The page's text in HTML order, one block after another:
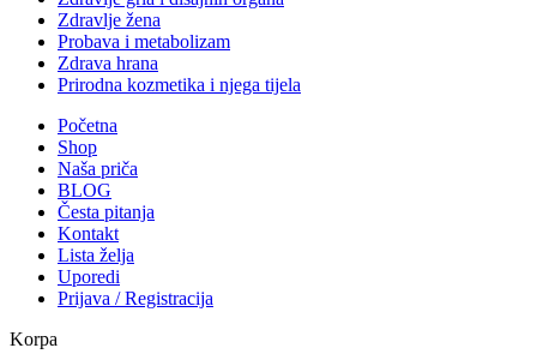
Zdravlje žena
Probava i metabolizam
Zdrava hrana
Prirodna kozmetika i njega tijela
Početna
Shop
Naša priča
BLOG
Česta pitanja
Kontakt
Lista želja
Uporedi
Prijava / Registracija
Korpa